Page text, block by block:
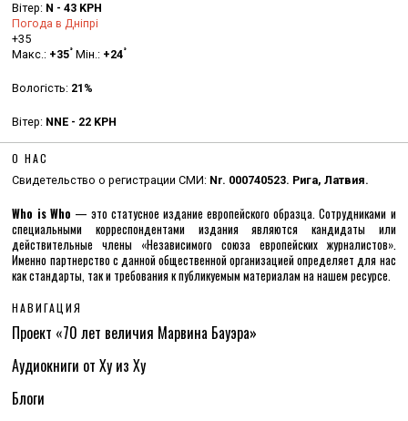
Вітер: N - 43 KPH
Погода в Дніпрі
+35
Макс.: +35° Мін.: +24°
Вологість: 21%
Вітер: NNE - 22 KPH
О НАС
Свидетельство о регистрации СМИ: Nr. 000740523. Рига, Латвия.
Who is Who — это статусное издание европейского образца. Сотрудниками и
специальными корреспондентами издания являются кандидаты или
действительные члены «Независимого союза европейских журналистов».
Именно партнерство с данной общественной организацией определяет для нас
как стандарты, так и требования к публикуемым материалам на нашем ресурсе.
НАВИГАЦИЯ
Проект «70 лет величия Марвина Бауэра»
Аудиокниги от Ху из Ху
Блоги